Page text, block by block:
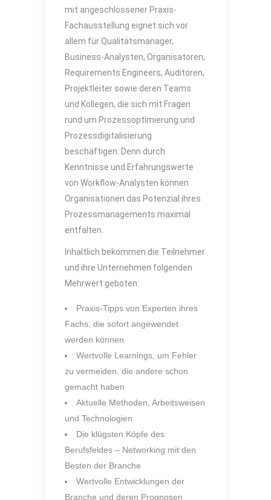
mit angeschlossener Praxis-
Fachausstellung eignet sich vor
allem für Qualitätsmanager,
Business-Analysten, Organisatoren,
Requirements Engineers, Auditoren,
Projektleiter sowie deren Teams
und Kollegen, die sich mit Fragen
rund um Prozessoptimierung und
Prozessdigitalisierung
beschäftigen. Denn durch
Kenntnisse und Erfahrungswerte
von Workflow-Analysten können
Organisationen das Potenzial ihres
Prozessmanagements maximal
entfalten.
Inhaltlich bekommen die Teilnehmer
und ihre Unternehmen folgenden
Mehrwert geboten:
Praxis-Tipps von Experten ihres
Fachs, die sofort angewendet
werden können
Wertvolle Learnings, um Fehler
zu vermeiden, die andere schon
gemacht haben
Aktuelle Methoden, Arbeitsweisen
und Technologien
Die klügsten Köpfe des
Berufsfeldes – Networking mit den
Besten der Branche
Wertvolle Entwicklungen der
Branche und deren Prognosen